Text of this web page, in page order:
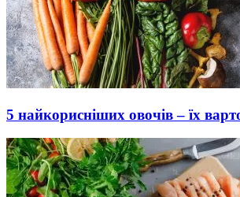
5 найкорисніших овочів – їх